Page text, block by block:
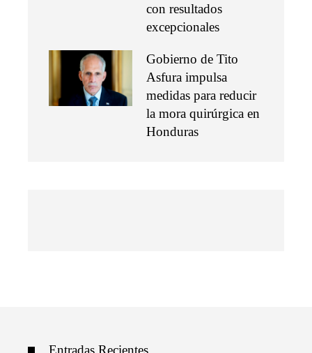
con resultados
excepcionales
Gobierno de Tito
Asfura impulsa
medidas para reducir
la mora quirúrgica en
Honduras
Entradas Recientes